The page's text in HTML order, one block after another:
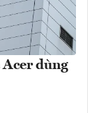
Acer dùng